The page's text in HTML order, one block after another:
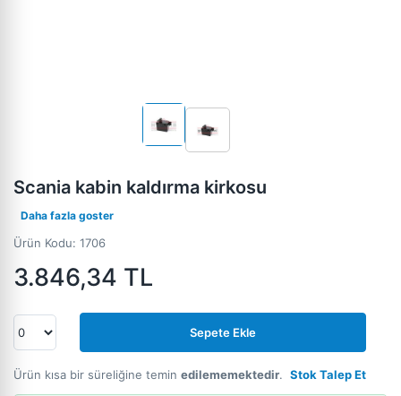
Scania kabin kaldırma kirkosu
Daha fazla goster
Ürün Kodu: 1706
3.846,34 TL
Sepete Ekle
Ürün kısa bir süreliğine temin edilememektedir. Stok Talep Et